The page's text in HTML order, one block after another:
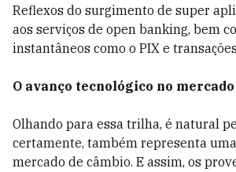
Reflexos do surgimento de super
aos serviços de open banking, bem
instantâneos como o PIX e
O avanço tecnológico no
Olhando para essa trilha, é natural
certamente, também representa
mercado de câmbio. E assim, os